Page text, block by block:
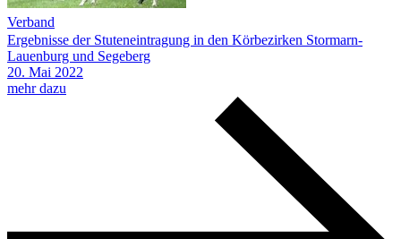
Verband
Ergebnisse der Stuteneintragung in den Körbezirken Stormarn-
Lauenburg und Segeberg
20. Mai 2022
mehr dazu